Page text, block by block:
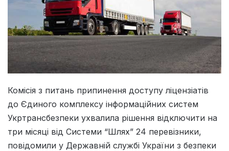
Комісія з питань припинення доступу ліцензіатів
до Єдиного комплексу інформаційних систем
Укртрансбезпеки ухвалила рішення відключити на
три місяці від Системи “Шлях” 24 перевізники,
повідомили у Державній службі України з безпеки